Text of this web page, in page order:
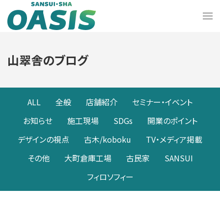
山翠舎のブログ
ALL 全般 店舗紹介
セミナー・イベント
お知らせ
施工現場 SDGs
開業のポイント
デザインの視点
古木/koboku
TV・メディア掲載
その他
大町倉庫工場 古民家
SANSUI
フィロソフィー